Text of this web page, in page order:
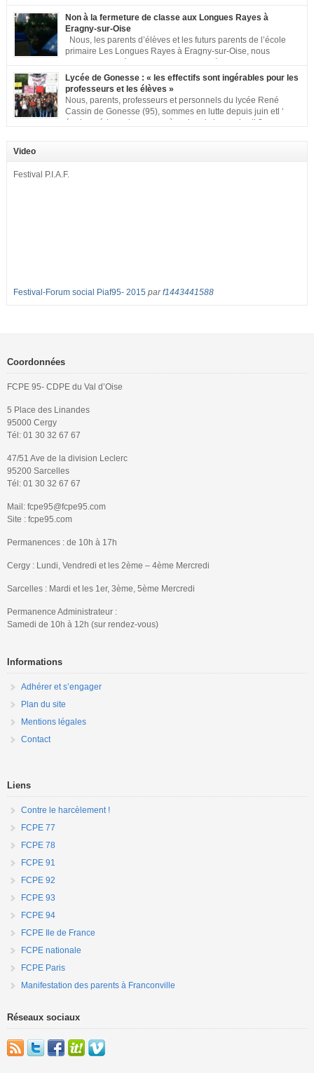
met à votre disposition ce kit de mobilisation comprenant : 1 affiche
appelant […]
Non à la fermeture de classe aux Longues Rayes à
Eragny-sur-Oise
Nous, les parents d’élèves et les futurs parents de l’école
primaire Les Longues Rayes à Eragny-sur-Oise, nous
classe aux Longues Rayes ». Non à la dégradation continue des conditions
d’accueil et d’apprentissage de nos enfants à l’école primaire. Chaque
enfant a droit à […]
Lycée de Gonesse : « les effectifs sont ingérables pour les
professeurs et les élèves »
Nous, parents, professeurs et personnels du lycée René
Cassin de Gonesse (95), sommes en lutte depuis juin etl ‘
équipe pédagogique en grève depuis le vendredi 2
nombreuses classes de première et […]
Video
Festival P.I.A.F.
Festival-Forum social Piaf95- 2015 parf1443441588
Coordonnées
FCPE 95- CDPE du Val d’Oise
5 Place des Linandes
95000 Cergy
Tél: 01 30 32 67 67
47/51 Ave de la division Leclerc
95200 Sarcelles
Tél: 01 30 32 67 67
Mail: fcpe95@fcpe95.com
Site : fcpe95.com
Permanences : de 10h à 17h
Cergy : Lundi, Vendredi et les 2ème – 4ème Mercredi
Sarcelles : Mardi et les 1er, 3ème, 5ème Mercredi
Permanence Administrateur :
Samedi de 10h à 12h (sur rendez-vous)
Informations
Adhérer et s’engager
Plan du site
Mentions légales
Contact
Liens
Contre le harcèlement !
FCPE 77
FCPE 78
FCPE 91
FCPE 92
FCPE 93
FCPE 94
FCPE Ile de France
FCPE nationale
FCPE Paris
Manifestation des parents à Franconville
Réseaux sociaux